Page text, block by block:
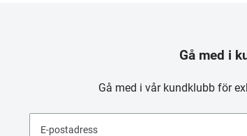
Gå med i
Gå med i vår kundklubb för
E-postadress